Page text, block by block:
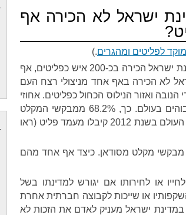
ישראל לא הכירה אף
לפליטים ומהגרים.)
מאז שחתמה על אמנת הפליטים, מדינת ישראל הכירה בכ-200 איש כפליטים, אף
לא הכירה באף אחד מניצולי רצח העם
ואזור הנילוס הכחול כפליטים. אחוזי
ההכרה בסודאנים כפליטים הם מהגבוהים בעולם. כך, 68.2% ממבקשי המקלט
מעמד פליט (ראו
במדינת ישראל נמצאים מעל 10,000 מבקשי מקלט מסודאן. כיצד אף אחד מהם
או לחירותו אם יגורש למדינתו בשל
או שייכות לקבוצה חברתית אחרת
ישראל מעניק לאדם את הזכות לא